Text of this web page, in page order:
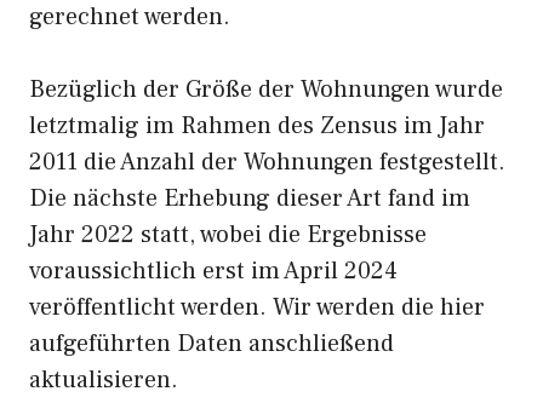
gerechnet werden.
Bezüglich der Größe der Wohnungen wurde
letztmalig im Rahmen des Zensus im Jahr
2011 die Anzahl der Wohnungen festgestellt.
Die nächste Erhebung dieser Art fand im
Jahr 2022 statt, wobei die Ergebnisse
voraussichtlich erst im April 2024
veröffentlicht werden. Wir werden die hier
aufgeführten Daten anschließend
aktualisieren.